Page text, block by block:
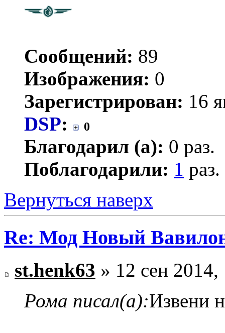
Сообщений: 89
Изображения: 0
Зарегистрирован: 16
DSP: 0
Благодарил (а): 0 раз.
Поблагодарили: 1 раз.
Вернуться наверх
Re: Мод Новый
st.henk63 » 12 сен 2014,
Рома писал(а):Извени